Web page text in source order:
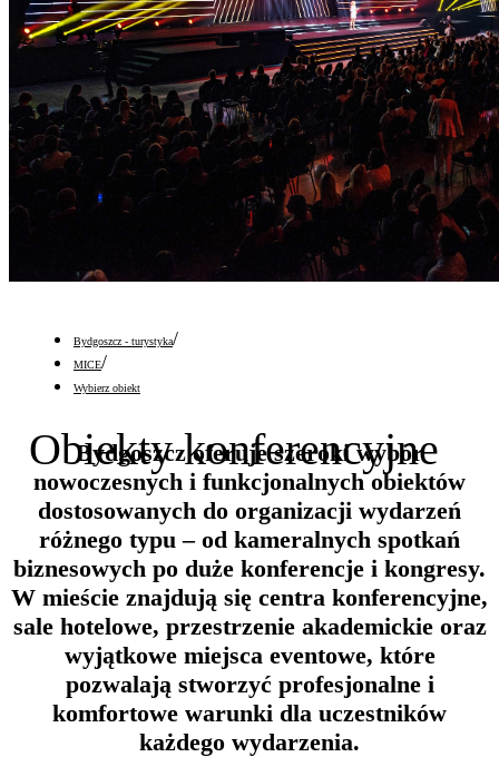
Bydgoszcz - turystyka/
MICE/
Wybierz obiekt
Obiekty konferencyjne
Bydgoszcz oferuje szeroki wybór
nowoczesnych i funkcjonalnych obiektów
dostosowanych do organizacji wydarzeń
różnego typu – od kameralnych spotkań
biznesowych po duże konferencje i kongresy.
W mieście znajdują się centra konferencyjne,
sale hotelowe, przestrzenie akademickie oraz
wyjątkowe miejsca eventowe, które
pozwalają stworzyć profesjonalne i
komfortowe warunki dla uczestników
każdego wydarzenia.